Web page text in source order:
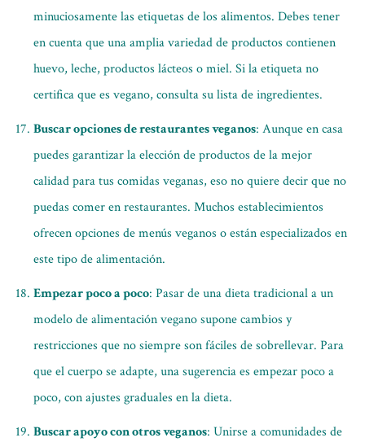
minuciosamente las etiquetas de los alimentos. Debes tener
en cuenta que una amplia variedad de productos contienen
huevo, leche, productos lácteos o miel. Si la etiqueta no
certifica que es vegano, consulta su lista de ingredientes.
Buscar opciones de restaurantes veganos: Aunque en casa
puedes garantizar la elección de productos de la mejor
calidad para tus comidas veganas, eso no quiere decir que no
puedas comer en restaurantes. Muchos establecimientos
ofrecen opciones de menús veganos o están especializados en
este tipo de alimentación.
Empezar poco a poco: Pasar de una dieta tradicional a un
modelo de alimentación vegano supone cambios y
restricciones que no siempre son fáciles de sobrellevar. Para
que el cuerpo se adapte, una sugerencia es empezar poco a
poco, con ajustes graduales en la dieta.
Buscar apoyo con otros veganos: Unirse a comunidades de